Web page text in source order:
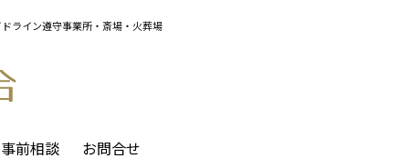
ライン遵守事業所・斎場・火葬場
事前相談 お問合せ